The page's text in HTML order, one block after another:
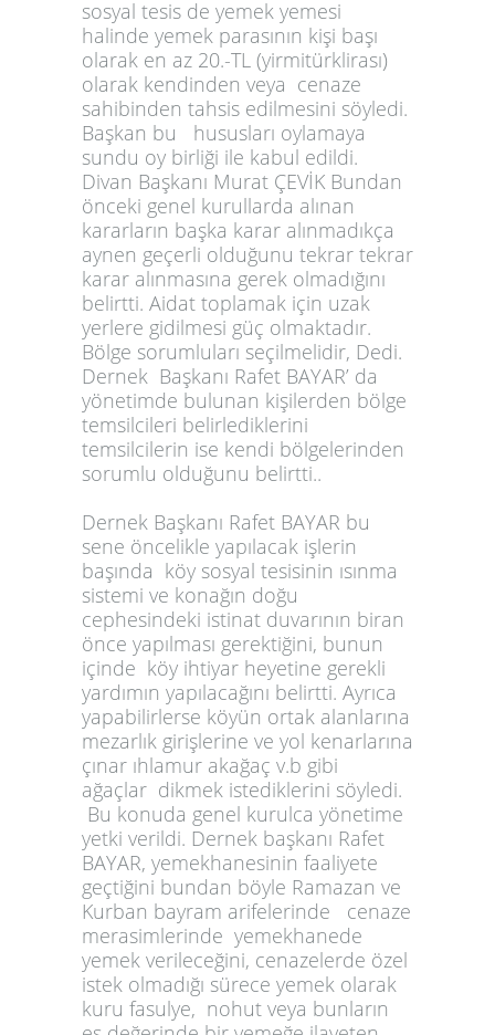
sosyal tesis de yemek yemesi
halinde yemek parasının kişi başı
olarak en az 20.-TL (yirmitürklirası)
olarak kendinden veya cenaze
sahibinden tahsis edilmesini söyledi.
Başkan bu hususları oylamaya
sundu oy birliği ile kabul edildi.
Divan Başkanı Murat ÇEVİK Bundan
önceki genel kurullarda alınan
kararların başka karar alınmadıkça
aynen geçerli olduğunu tekrar tekrar
karar alınmasına gerek olmadığını
belirtti. Aidat toplamak için uzak
yerlere gidilmesi güç olmaktadır.
Bölge sorumluları seçilmelidir, Dedi.
Dernek Başkanı Rafet BAYAR’ da
yönetimde bulunan kişilerden bölge
temsilcileri belirlediklerini
temsilcilerin ise kendi bölgelerinden
sorumlu olduğunu belirtti..
Dernek Başkanı Rafet BAYAR bu
sene öncelikle yapılacak işlerin
başında köy sosyal tesisinin ısınma
sistemi ve konağın doğu
cephesindeki istinat duvarının biran
önce yapılması gerektiğini, bunun
içinde köy ihtiyar heyetine gerekli
yardımın yapılacağını belirtti. Ayrıca
yapabilirlerse köyün ortak alanlarına
mezarlık girişlerine ve yol kenarlarına
çınar ıhlamur akağaç v.b gibi
ağaçlar dikmek istediklerini söyledi.
Bu konuda genel kurulca yönetime
yetki verildi. Dernek başkanı Rafet
BAYAR, yemekhanesinin faaliyete
geçtiğini bundan böyle Ramazan ve
Kurban bayram arifelerinde cenaze
merasimlerinde yemekhanede
yemek verileceğini, cenazelerde özel
istek olmadığı sürece yemek olarak
kuru fasulye, nohut veya bunların